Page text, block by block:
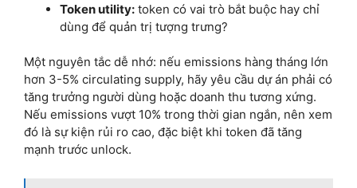
Token utility: token có vai trò bắt buộc hay chỉ
dùng để quản trị tượng trưng?
Một nguyên tắc dễ nhớ: nếu emissions hàng tháng lớn
hơn 3-5% circulating supply, hãy yêu cầu dự án phải có
tăng trưởng người dùng hoặc doanh thu tương xứng.
Nếu emissions vượt 10% trong thời gian ngắn, nên xem
đó là sự kiện rủi ro cao, đặc biệt khi token đã tăng
mạnh trước unlock.